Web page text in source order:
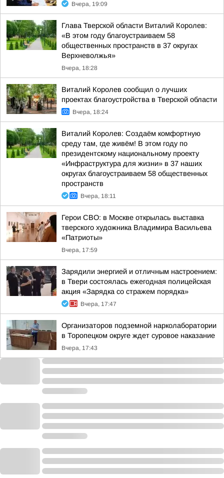
Вчера, 19:09
Глава Тверской области Виталий Королев:
«В этом году благоустраиваем 58
общественных пространств в 37 округах
Верхневолжья»
Вчера, 18:28
Виталий Королев сообщил о лучших
проектах благоустройства в Тверской области
Вчера, 18:24
Виталий Королев: Создаём комфортную
среду там, где живём! В этом году по
президентскому национальному проекту
«Инфраструктура для жизни» в 37 наших
округах благоустраиваем 58 общественных
пространств
Вчера, 18:11
Герои СВО: в Москве открылась выставка
тверского художника Владимира Васильева
«Патриоты»
Вчера, 17:59
Зарядили энергией и отличным настроением:
в Твери состоялась ежегодная полицейская
акция «Зарядка со стражем порядка»
Вчера, 17:47
Организаторов подземной нарколаборатории
в Торопецком округе ждет суровое наказание
Вчера, 17:43